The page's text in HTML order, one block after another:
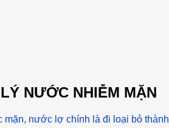
NƯỚC NHIỄM MẶN
mặn, nước lợ chính là đi loại bỏ thành